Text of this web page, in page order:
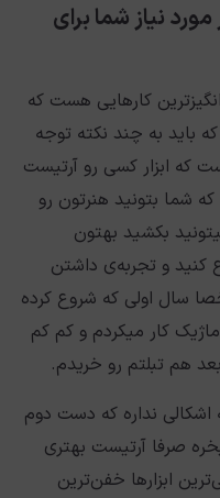
نیاز شما برای
کارهایی هست که
باید به چند نکته توجه
که ابزار کسی رو آرتیست
شما بتونید هنرتون رو
بکشید بهتون
کنید و تجربه‌ی داشتن
سال اولی که شروع کرده
ماژیک کار میکردم و کم کم
هم تبلتم رو خریدم.
اشکالی نداره که دست دوم
صرفا آرتیست بهتری
ابزارها خفن‌ترین